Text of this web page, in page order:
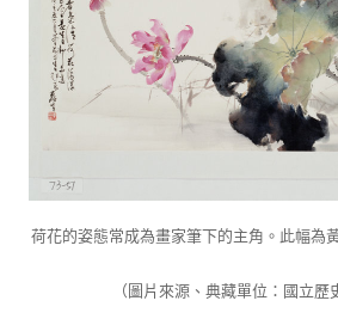
荷花的姿態常成為畫家筆下的主角。此幅為
（圖片來源、典藏單位：國立歷